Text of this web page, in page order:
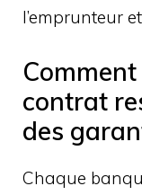
l’emprunteur
contrat
des
Chaque